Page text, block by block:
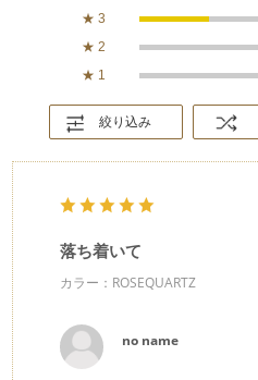
★ 3
★ 2
★ 1
絞り込み
落ち着いて
カラー：ROSEQUARTZ
no name